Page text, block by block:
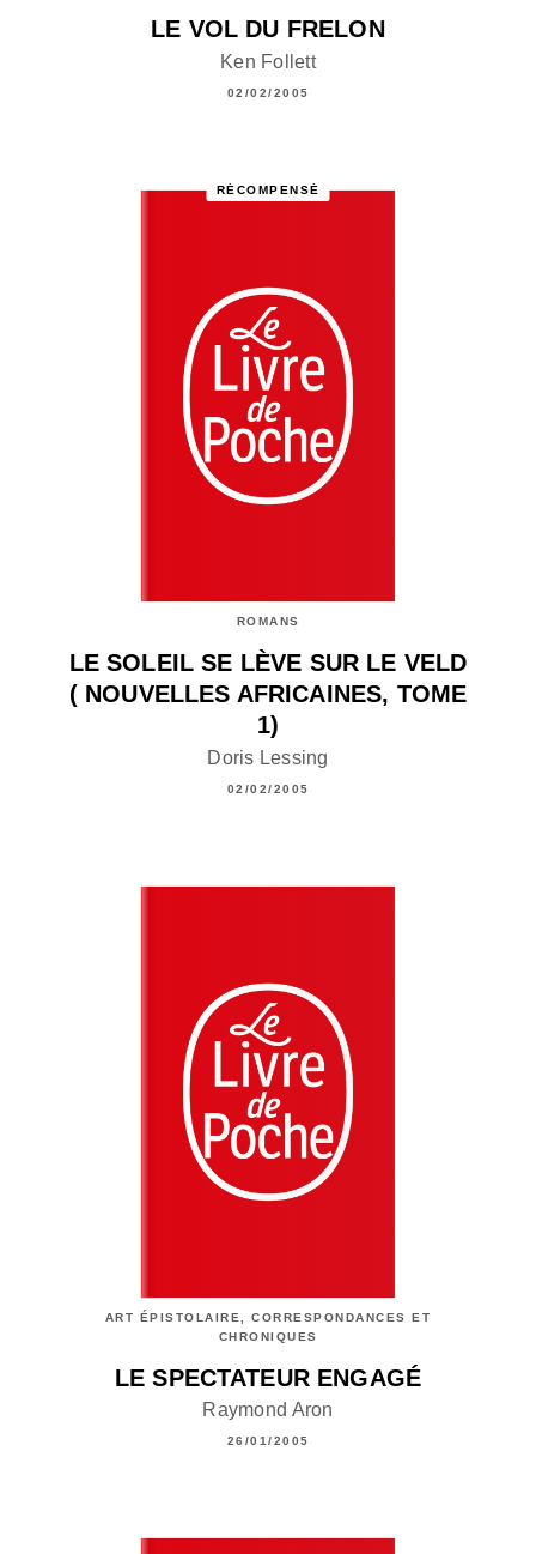
LE VOL DU FRELON
Ken Follett
02/02/2005
RÉCOMPENSÉ
ROMANS
LE SOLEIL SE LÈVE SUR LE VELD
( NOUVELLES AFRICAINES, TOME
1)
Doris Lessing
02/02/2005
ART ÉPISTOLAIRE, CORRESPONDANCES ET
CHRONIQUES
LE SPECTATEUR ENGAGÉ
Raymond Aron
26/01/2005